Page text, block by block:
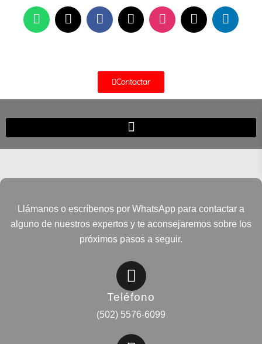
Contactar
Llámanos o escríbenos por WhatsApp para contactar a
alguno de nuestros expertos y te aconsejaremos sobre los
próximos pasos a seguir.
Teléfono
(502) 5576-6099